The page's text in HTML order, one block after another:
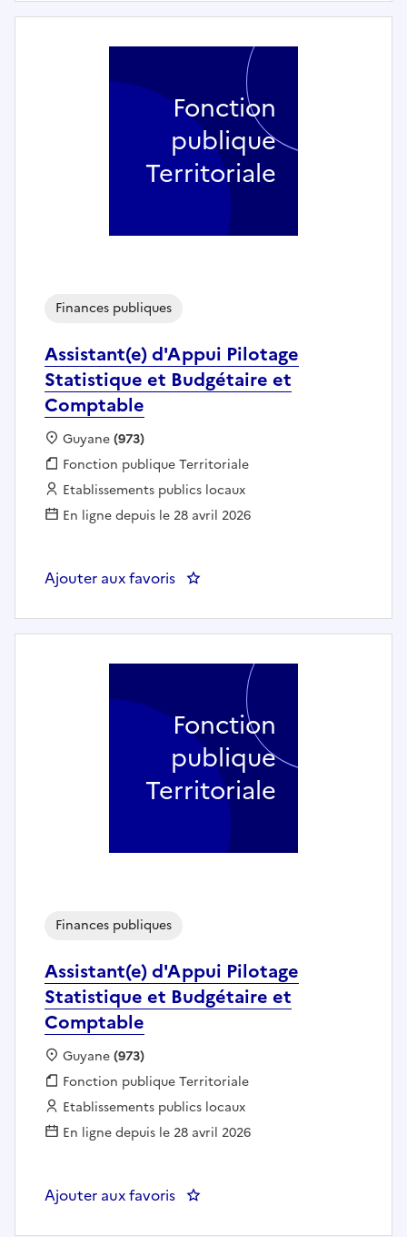
Assistant(e) d'Appui Pilotage
Statistique et Budgétaire et
Comptable
Finances publiques
Localisation :
Guyane(973)
Fonction publique :
Fonction publique Territoriale
Employeur :
Etablissements publics locaux
En ligne depuis le 28 avril 2026
Ajouter aux favoris : Assistant(e) d'Appui Pilotage
Fonction
publique
Territoriale
Assistant(e) d'Appui Pilotage
Statistique et Budgétaire et
Comptable
Finances publiques
Localisation :
Guyane(973)
Fonction publique :
Fonction publique Territoriale
Employeur :
Etablissements publics locaux
En ligne depuis le 28 avril 2026
Ajouter aux favoris : Assistant(e) d'Appui Pilotage
Fonction
publique
Territoriale